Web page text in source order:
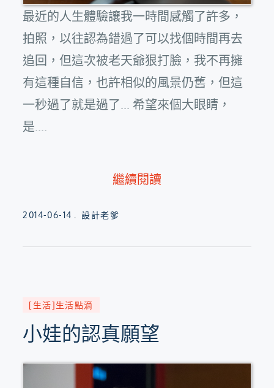
最近的人生體驗讓我一時間感觸了許多，
拍照，以往認為錯過了可以找個時間再去
追回，但這次被老天爺狠打臉，我不再擁
有這種自信，也許相似的風景仍舊，但這
一秒過了就是過了... 希望來個大眼睛，
是....
繼續閱讀
Posted
2014-06-14 設計老爹
[生活]生活點滴
小娃的認真願望